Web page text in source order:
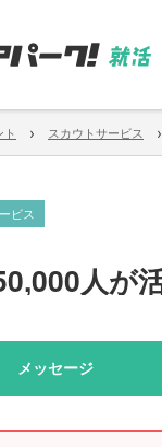
› スカウトサービス ›
ビス
人が
メッセージ